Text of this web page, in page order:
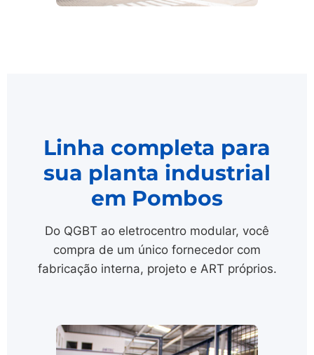
Linha completa para
sua planta industrial
em Pombos
Do QGBT ao eletrocentro modular, você
compra de um único fornecedor com
fabricação interna, projeto e ART próprios.